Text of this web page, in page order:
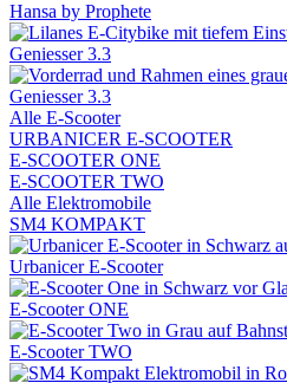
Hansa by Prophete
Geniesser 3.3
Geniesser 3.3
Alle E-Scooter
URBANICER E-SCOOTER
E-SCOOTER ONE
E-SCOOTER TWO
Alle Elektromobile
SM4 KOMPAKT
Urbanicer E-Scooter
E-Scooter ONE
E-Scooter TWO